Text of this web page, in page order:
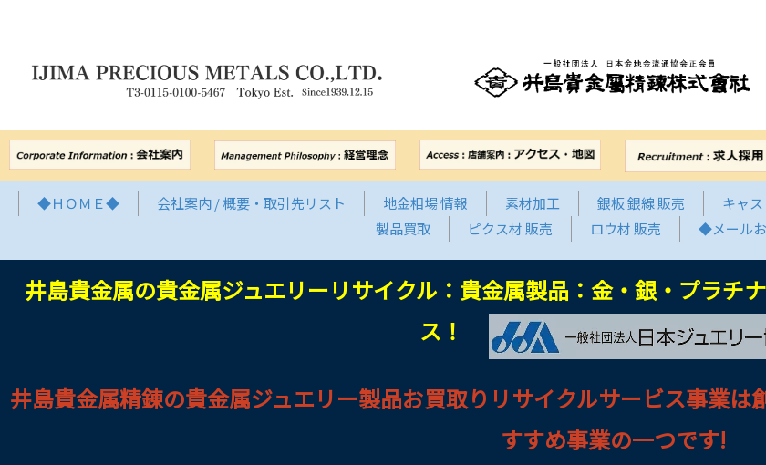
◆ＨＯＭＥ◆ 会社案内 / 概要・取引先リスト 地金相場 情報 素材加工 銀板 銀線 販売 キャ
製品買取
ピクス材 販売 ロウ材 販売 ◆メール
井島貴金属の貴金属ジュエリーリサイクル：貴金属製品：金・銀・プラチ
ス！
井島貴金属精錬の貴金属ジュエリー製品お買取りリサイクルサービス事業
すすめ事業の一つです!